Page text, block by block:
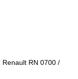
Renault RN 0700 /